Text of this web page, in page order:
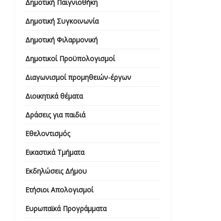
Δημοτική Παιγνιοθήκη
Δημοτική Συγκοινωνία
Δημοτική Φιλαρμονική
Δημοτικοί Προϋπολογισμοί
Διαγωνισμοί προμηθειών-έργων
Διοικητικά θέματα
Δράσεις για παιδιά
Εθελοντισμός
Εικαστικά Τμήματα
Εκδηλώσεις Δήμου
Ετήσιοι Απολογισμοί
Ευρωπαϊκά Προγράμματα